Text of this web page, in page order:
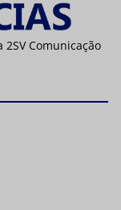
2SV Comunicação